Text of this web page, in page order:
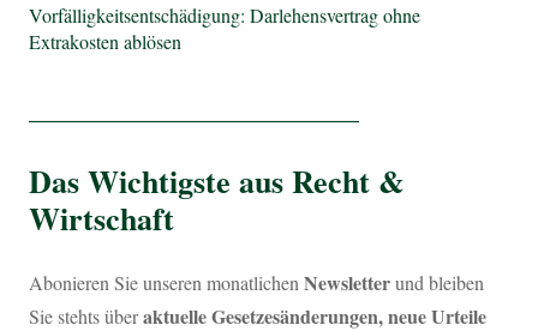
Vorfälligkeitsentschädigung: Darlehensvertrag ohne
Extrakosten ablösen
Das Wichtigste aus Recht &
Wirtschaft
Abonieren Sie unseren monatlichen Newsletterund bleiben
Sie stehts überaktuelle Gesetzesänderungen, neue Urteile